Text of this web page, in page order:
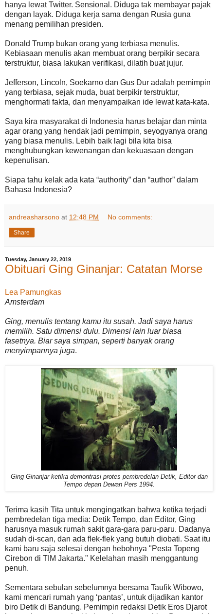
hanya lewat Twitter. Sensional. Diduga tak membayar pajak
dengan layak. Diduga kerja sama dengan Rusia guna
menang pemilihan presiden.
Donald Trump bukan orang yang terbiasa menulis.
Kebiasaan menulis akan membuat orang berpikir secara
terstruktur, biasa lakukan verifikasi, dilatih buat jujur.
Jefferson, Lincoln, Soekarno dan Gus Dur adalah pemimpin
yang terbiasa, sejak muda, buat berpikir terstruktur,
menghormati fakta, dan menyampaikan ide lewat kata-kata.
Saya kira masyarakat di Indonesia harus belajar dan minta
agar orang yang hendak jadi pemimpin, seyogyanya orang
yang biasa menulis. Lebih baik lagi bila kita bisa
menghubungkan kewenangan dan kekuasaan dengan
kepenulisan.
Siapa tahu kelak ada kata “authority” dan “author” dalam
Bahasa Indonesia?
andreasharsono at 12:48 PM No comments:
Share
Tuesday, January 22, 2019
Obituari Ging Ginanjar: Catatan Morse
Lea Pamungkas
Amsterdam
Ging, menulis tentang kamu itu susah. Jadi saya harus
memilih. Satu dimensi dulu. Dimensi lain luar biasa
fasetnya. Biar saya simpan, seperti banyak orang
menyimpannya juga.
Ging Ginanjar ketika demontrasi protes pembredelan Detik, Editor dan
Tempo depan Dewan Pers 1994.
Terima kasih Tita untuk mengingatkan bahwa ketika terjadi
pembredelan tiga media: Detik Tempo, dan Editor, Ging
harusnya masuk rumah sakit gara-gara paru-paru. Dadanya
sudah di-scan, dan ada flek-flek yang butuh diobati. Saat itu
kami baru saja selesai dengan hebohnya "Pesta Topeng
Cirebon di TIM Jakarta." Kelelahan masih menggantung
penuh.
Sementara sebulan sebelumnya bersama Taufik Wibowo,
kami mencari rumah yang ‘pantas’, untuk dijadikan kantor
biro Detik di Bandung. Pemimpin redaksi Detik Eros Djarot